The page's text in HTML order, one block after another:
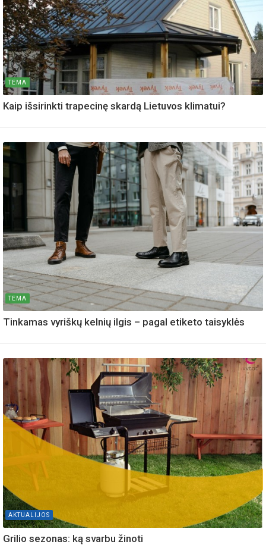
TEMA
Kaip išsirinkti trapecinę skardą Lietuvos klimatui?
TEMA
Tinkamas vyriškų kelnių ilgis – pagal etiketo taisyklės
AKTUALIJOS
Grilio sezonas: ką svarbu žinoti